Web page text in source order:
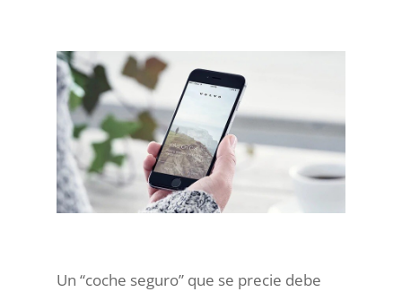
Un “coche seguro” que se precie debe